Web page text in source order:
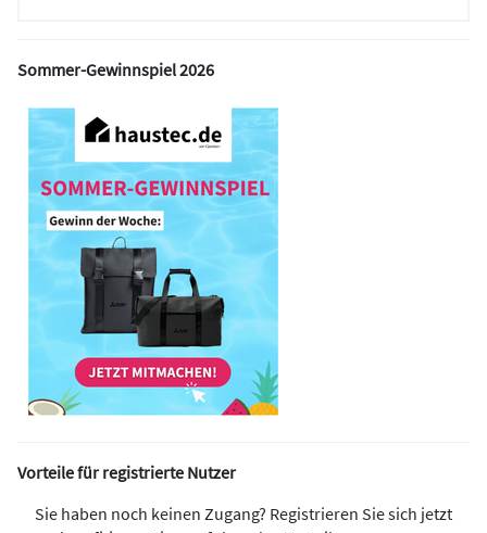
Sommer-Gewinnspiel 2026
Vorteile für registrierte Nutzer
Sie haben noch keinen Zugang? Registrieren Sie sich jetzt